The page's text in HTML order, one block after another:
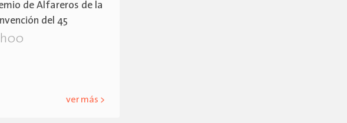
de Alfareros de la
del 45
ver más >